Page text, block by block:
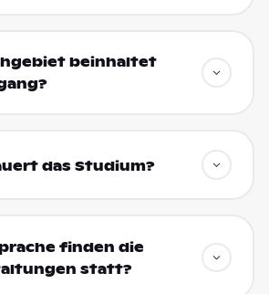
beinhaltet
das Studium?
finden die
statt?